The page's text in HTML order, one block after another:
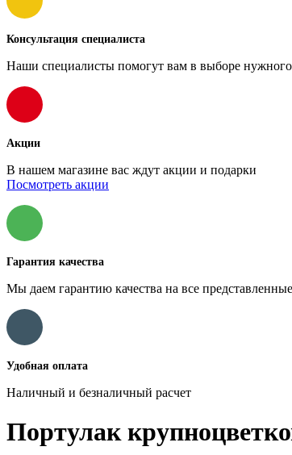
Консультация специалиста
Наши специалисты помогут вам в выборе нужного
Акции
В нашем магазине вас ждут акции и подарки
Посмотреть акции
Гарантия качества
Мы даем гарантию качества на все
Удобная оплата
Наличный и безналичный расчет
Портулак